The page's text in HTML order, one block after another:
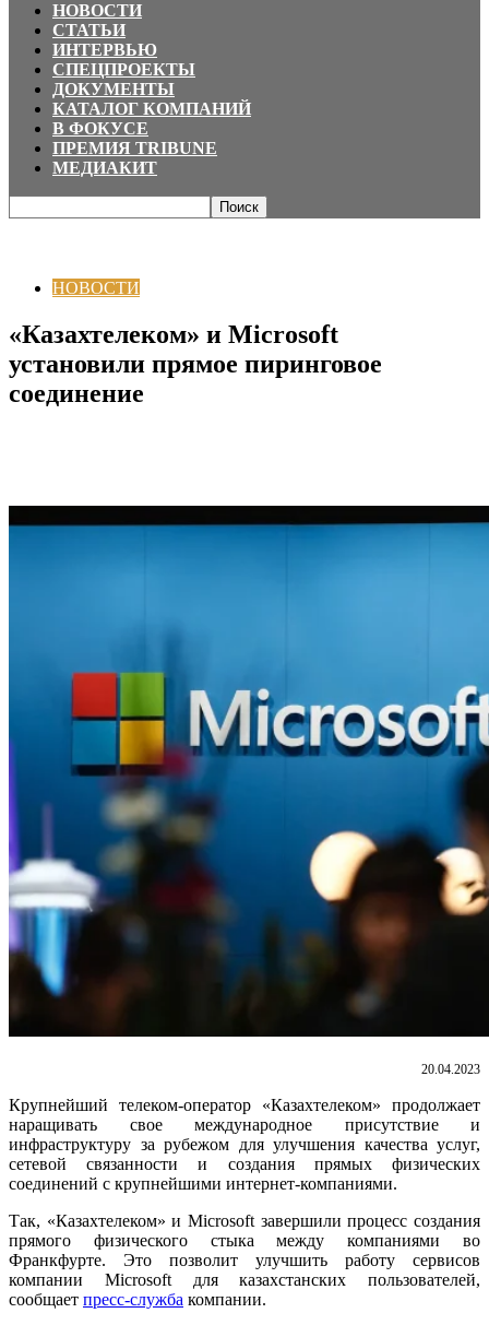
НОВОСТИ
СТАТЬИ
ИНТЕРВЬЮ
СПЕЦПРОЕКТЫ
ДОКУМЕНТЫ
КАТАЛОГ КОМПАНИЙ
В ФОКУСЕ
ПРЕМИЯ TRIBUNE
МЕДИАКИТ
НОВОСТИ
«Казахтелеком» и Microsoft
установили прямое пиринговое
соединение
20.04.2023
Крупнейший телеком-оператор «Казахтелеком» продолжает
наращивать свое международное присутствие и
инфраструктуру за рубежом для улучшения качества услуг,
сетевой связанности и создания прямых физических
соединений с крупнейшими интернет-компаниями.
Так, «Казахтелеком» и Microsoft завершили процесс создания
прямого физического стыка между компаниями во
Франкфурте. Это позволит улучшить работу сервисов
компании Microsoft для казахстанских пользователей,
сообщает пресс-служба компании.